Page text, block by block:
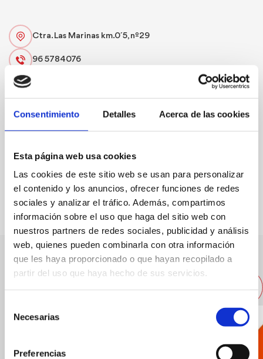
Consentimiento Detalles Acerca de las cookies
Esta página web usa cookies
Las cookies de este sitio web se usan para personalizar
el contenido y los anuncios, ofrecer funciones de redes
sociales y analizar el tráfico. Además, compartimos
información sobre el uso que haga del sitio web con
nuestros partners de redes sociales, publicidad y análisis
web, quienes pueden combinarla con otra información
que les haya proporcionado o que hayan recopilado a
partir del uso que haya hecho de sus servicios.
Necesarias
Preferencias
FAVORIS
Ctra. Las Marinas km.0´5, nº29
96 5784076
Spécialité:Poisson de la baie de Dénia. Riz noir.
Capacité:80
Autres restaurants à proximité